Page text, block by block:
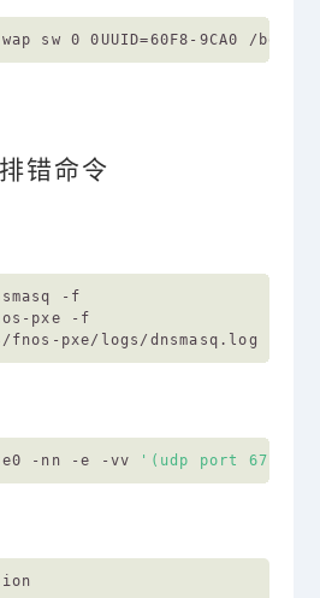
错命令
-f
pxe -f
-nn -e -vv '(udp port 67 or